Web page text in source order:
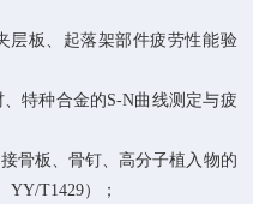
板、起落架部件疲劳性能验
种合金的S‑N曲线测定与疲
板、骨钉、高分子植入物的
YY/T1429）；